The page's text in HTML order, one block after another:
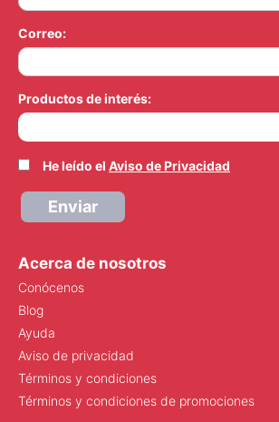
Correo:
Productos de interés:
He leído el Aviso de Privacidad
Enviar
Acerca de nosotros
Conócenos
Blog
Ayuda
Aviso de privacidad
Términos y condiciones
Términos y condiciones de promociones